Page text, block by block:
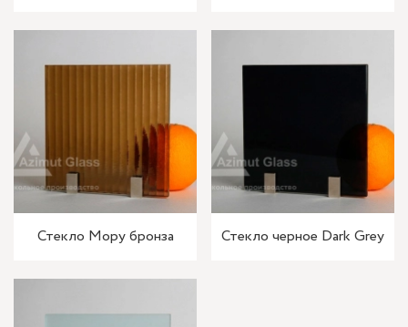
Стекло Мору бронза Стекло черное Dark Grey